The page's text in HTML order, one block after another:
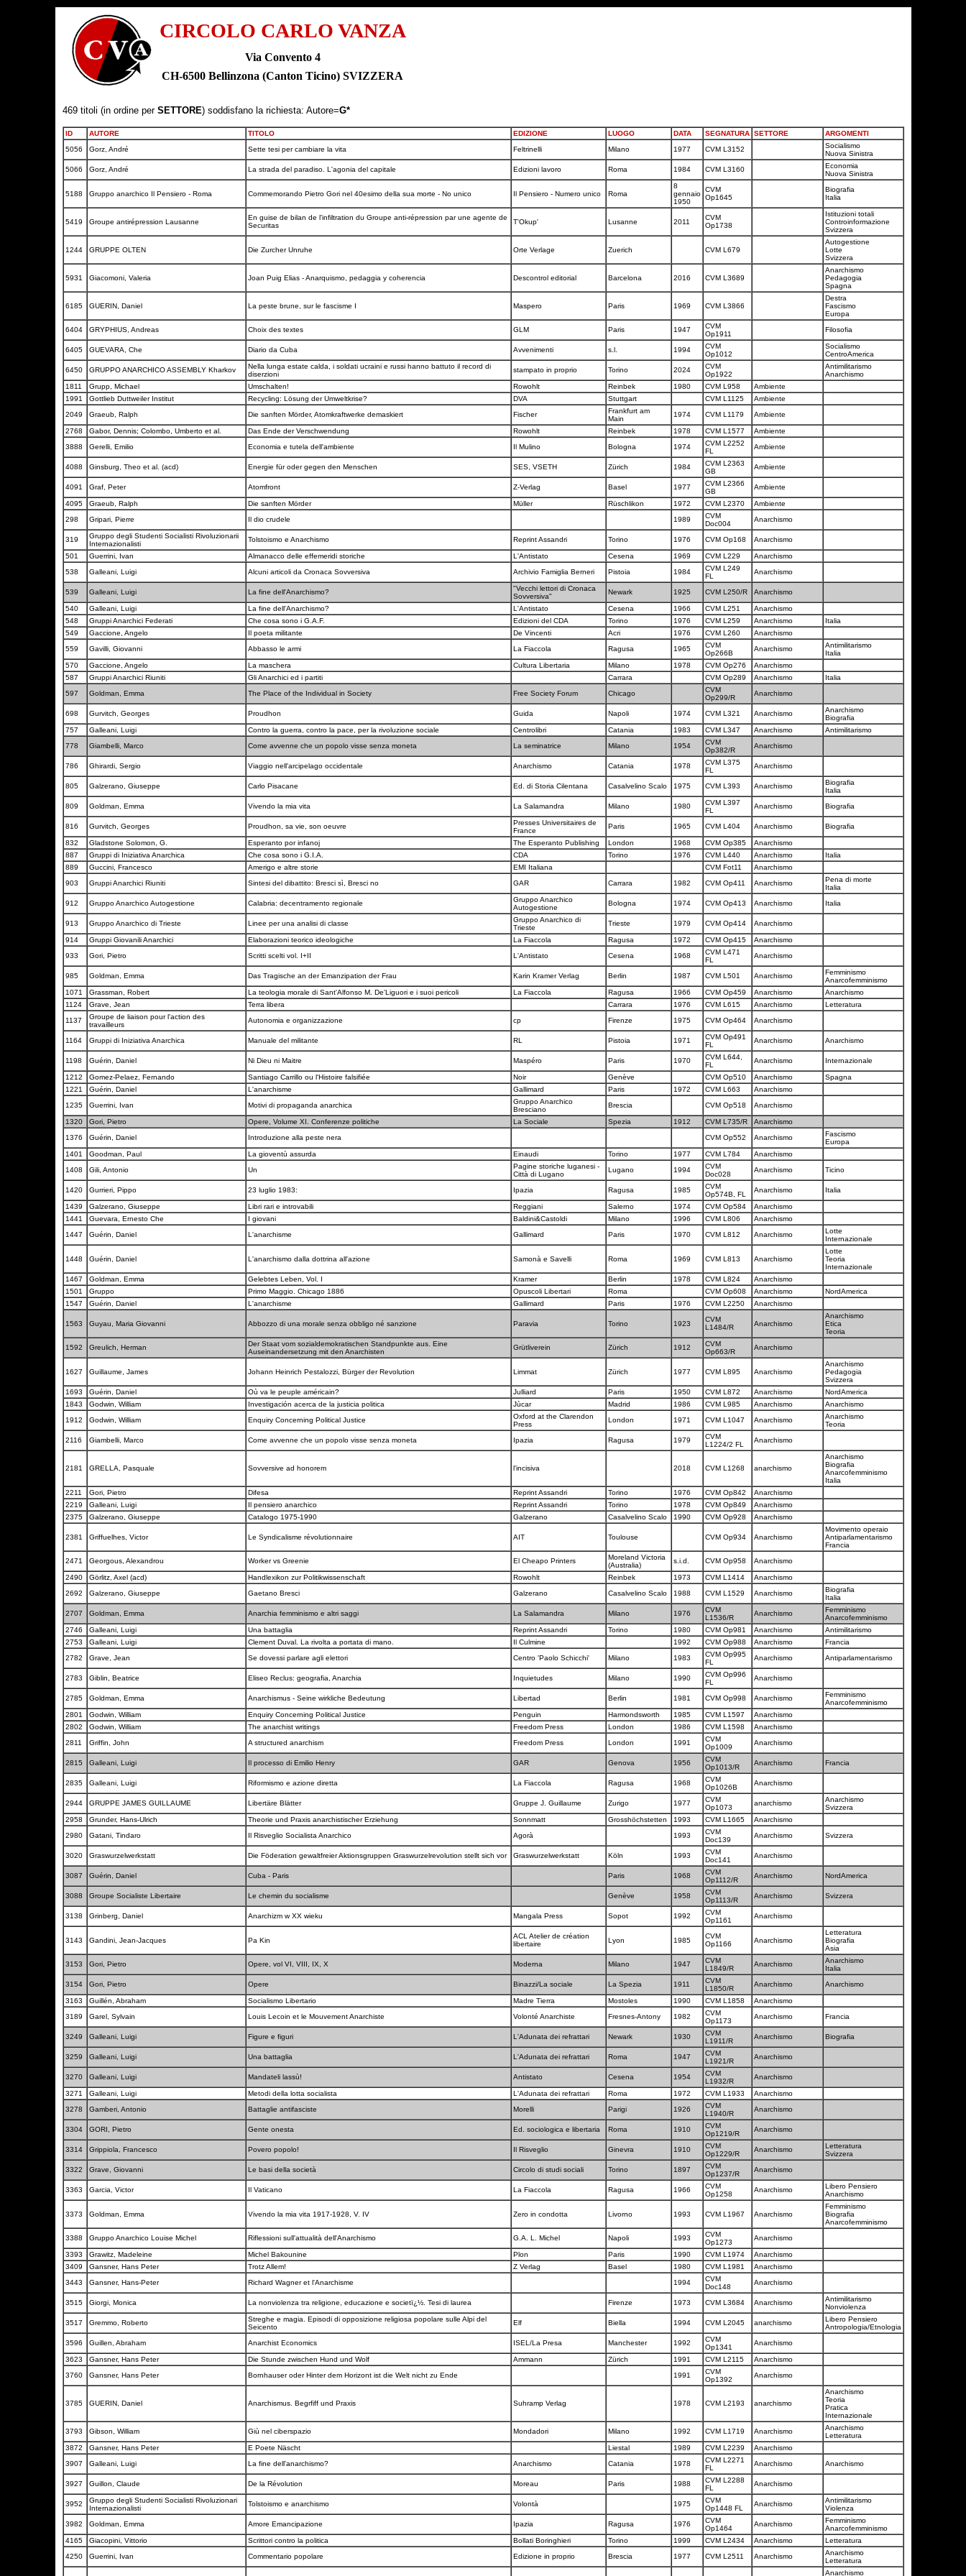
CIRCOLO CARLO VANZA
Via Convento 4
CH-6500 Bellinzona (Canton Ticino) SVIZZERA
469 titoli (in ordine per SETTORE) soddisfano la richiesta: Autore=G*
ID AUTORE TITOLO EDIZIONE LUOGO DATA SEGNATURA SETTORE
ARGOMENTI
5056
Gorz, André Sette tesi per cambiare la vita Feltrinelli Milano 1977 CVM L3152
Socialismo
Nuova Sinistra
5066
Gorz, André La strada del paradiso. L'agonia del capitale Edizioni lavoro Roma 1984 CVM L3160
Economia
Nuova Sinistra
5188 Gruppo anarchico Il Pensiero - Roma Commemorando Pietro Gori nel 40esimo della sua morte - No unico Il Pensiero - Numero unico Roma
8
gennaio
1950
CVM
Op1645
Biografia
Italia
5419 Groupe antirépression Lausanne
En guise de bilan de l'infiltration du Groupe anti-répression par une agente de
Securitas
T'Okup' Lusanne 2011
CVM
Op1738
Istituzioni totali
Controinformazione
Svizzera
1244 GRUPPE OLTEN Die Zurcher Unruhe Orte Verlage Zuerich CVM L679
Autogestione
Lotte
Svizzera
5931 Giacomoni, Valeria Joan Puig Elias - Anarquismo, pedaggia y coherencia Descontrol editorial Barcelona 2016 CVM L3689
Anarchismo
Pedagogia
Spagna
6185 GUERIN, Daniel La peste brune, sur le fascisme I Maspero Paris 1969 CVM L3866
Destra
Fascismo
Europa
6404
GRYPHIUS, Andreas Choix des textes GLM Paris 1947
CVM
Op1911
Filosofia
6405 GUEVARA, Che Diario da Cuba Avvenimenti s.l. 1994
CVM
Op1012
Socialismo
CentroAmerica
6450
GRUPPO ANARCHICO ASSEMBLY Kharkov
Nella lunga estate calda, i soldati ucraini e russi hanno battuto il record di
diserzioni
stampato in proprio Torino 2024
CVM
Op1922
Antimilitarismo
Anarchismo
1811
Grupp, Michael Umschalten! Rowohlt Reinbek 1980 CVM L958
Ambiente
1991
Gottlieb Duttweiler Institut Recycling: Lösung der Umweltkrise? DVA Stuttgart CVM L1125
Ambiente
2049
Graeub, Ralph Die sanften Mörder, Atomkraftwerke demaskiert Fischer
Frankfurt am
Main
1974 CVM L1179 Ambiente
2768 Gabor, Dennis; Colombo, Umberto et al. Das Ende der Verschwendung Rowohlt Reinbek 1978 CVM L1577
Ambiente
3888
Gerelli, Emilio Economia e tutela dell'ambiente Il Mulino Bologna 1974
CVM L2252
FL
Ambiente
4088 Ginsburg, Theo et al. (acd) Energie für oder gegen den Menschen SES, VSETH Zürich 1984
CVM L2363
GB
Ambiente
4091 Graf, Peter Atomfront Z-Verlag Basel 1977
CVM L2366
GB
Ambiente
4095 Graeub, Ralph Die sanften Mörder Müller Rüschlikon 1972 CVM L2370
Ambiente
298
Gripari, Pierre Il dio crudele 1989
CVM
Doc004
Anarchismo
319
Gruppo degli Studenti Socialisti Rivoluzionarii
Internazionalisti
Tolstoismo e Anarchismo Reprint Assandri Torino 1976 CVM Op168 Anarchismo
501 Guerrini, Ivan Almanacco delle effemeridi storiche L'Antistato Cesena 1969 CVM L229
Anarchismo
538
Galleani, Luigi Alcuni articoli da Cronaca Sovversiva Archivio Famiglia Berneri Pistoia 1984
CVM L249
FL
Anarchismo
539 Galleani, Luigi La fine dell'Anarchismo?
"Vecchi lettori di Cronaca
Sovversiva"
Newark 1925 CVM L250/R Anarchismo
540 Galleani, Luigi La fine dell'Anarchismo? L'Antistato Cesena 1966 CVM L251
Anarchismo
548
Gruppi Anarchici Federati Che cosa sono i G.A.F. Edizioni del CDA Torino 1976 CVM L259 Anarchismo
Italia
549
Gaccione, Angelo Il poeta militante De Vincenti Acri 1976 CVM L260
Anarchismo
559
Gavilli, Giovanni Abbasso le armi La Fiaccola Ragusa 1965
CVM
Op266B
Anarchismo
Antimilitarismo
Italia
570
Gaccione, Angelo La maschera Cultura Libertaria Milano 1978 CVM Op276
Anarchismo
587
Gruppi Anarchici Riuniti Gli Anarchici ed i partiti Carrara CVM Op289 Anarchismo
Italia
597
Goldman, Emma The Place of the Individual in Society Free Society Forum Chicago
CVM
Op299/R
Anarchismo
698 Gurvitch, Georges Proudhon Guida Napoli 1974 CVM L321 Anarchismo
Anarchismo
Biografia
757
Galleani, Luigi Contro la guerra, contro la pace, per la rivoluzione sociale Centrolibri Catania 1983 CVM L347 Anarchismo
Antimilitarismo
778
Giambelli, Marco Come avvenne che un popolo visse senza moneta La seminatrice Milano 1954
CVM
Op382/R
Anarchismo
786 Ghirardi, Sergio Viaggio nell'arcipelago occidentale Anarchismo Catania 1978
CVM L375
FL
Anarchismo
805 Galzerano, Giuseppe Carlo Pisacane Ed. di Storia Cilentana Casalvelino Scalo 1975 CVM L393 Anarchismo
Biografia
Italia
809
Goldman, Emma Vivendo la mia vita La Salamandra Milano 1980
CVM L397
FL
Anarchismo Biografia
816 Gurvitch, Georges Proudhon, sa vie, son oeuvre
Presses Universitaires de
France
Paris 1965 CVM L404 Anarchismo Biografia
832 Gladstone Solomon, G. Esperanto por infanoj The Esperanto Publishing London 1968 CVM Op385
Anarchismo
887
Gruppi di Iniziativa Anarchica Che cosa sono i G.I.A. CDA Torino 1976 CVM L440 Anarchismo
Italia
889
Guccini, Francesco Amerigo e altre storie EMI Italiana CVM Fot11
Anarchismo
903
Gruppi Anarchici Riuniti Sintesi del dibattito: Bresci sì, Bresci no GAR Carrara 1982 CVM Op411 Anarchismo
Pena di morte
Italia
912
Gruppo Anarchico Autogestione Calabria: decentramento regionale
Gruppo Anarchico
Autogestione
Bologna 1974 CVM Op413 Anarchismo Italia
913 Gruppo Anarchico di Trieste Linee per una analisi di classe
Gruppo Anarchico di
Trieste
Trieste 1979 CVM Op414 Anarchismo
914 Gruppi Giovanili Anarchici Elaborazioni teorico ideologiche La Fiaccola Ragusa 1972 CVM Op415
Anarchismo
933
Gori, Pietro Scritti scelti vol. I+II L'Antistato Cesena 1968
CVM L471
FL
Anarchismo
985 Goldman, Emma Das Tragische an der Emanzipation der Frau Karin Kramer Verlag Berlin 1987 CVM L501 Anarchismo
Femminismo
Anarcofemminismo
1071
Grassman, Robert La teologia morale di Sant'Alfonso M. De'Liguori e i suoi pericoli La Fiaccola Ragusa 1966 CVM Op459 Anarchismo
Anarchismo
1124
Grave, Jean Terra libera Carrara 1976 CVM L615 Anarchismo
Letteratura
1137
Groupe de liaison pour l'action des
travailleurs
Autonomia e organizzazione cp Firenze 1975 CVM Op464 Anarchismo
1164 Gruppi di Iniziativa Anarchica Manuale del militante RL Pistoia 1971
CVM Op491
FL
Anarchismo Anarchismo
1198 Guérin, Daniel Ni Dieu ni Maitre Maspéro Paris 1970
CVM L644,
FL
Anarchismo Internazionale
1212 Gomez-Pelaez, Fernando Santiago Carrillo ou l'Histoire falsifiée Noir Genève CVM Op510 Anarchismo
Spagna
1221
Guérin, Daniel L'anarchisme Gallimard Paris 1972 CVM L663
Anarchismo
1235
Guerrini, Ivan Motivi di propaganda anarchica
Gruppo Anarchico
Bresciano
Brescia CVM Op518 Anarchismo
1320 Gori, Pietro Opere, Volume XI. Conferenze politiche La Sociale Spezia 1912 CVM L735/R
Anarchismo
1376
Guérin, Daniel Introduzione alla peste nera CVM Op552 Anarchismo
Fascismo
Europa
1401
Goodman, Paul La gioventù assurda Einaudi Torino 1977 CVM L784
Anarchismo
1408
Gili, Antonio Un
Pagine storiche luganesi -
Città di Lugano
Lugano 1994
CVM
Doc028
Anarchismo Ticino
1420 Gurrieri, Pippo 23 luglio 1983: Ipazia Ragusa 1985
CVM
Op574B, FL
Anarchismo Italia
1439 Galzerano, Giuseppe Libri rari e introvabili Reggiani Salerno 1974 CVM Op584
Anarchismo
1441
Guevara, Ernesto Che I giovani Baldini&Castoldi Milano 1996 CVM L806
Anarchismo
1447
Guérin, Daniel L'anarchisme Gallimard Paris 1970 CVM L812 Anarchismo
Lotte
Internazionale
1448 Guérin, Daniel L'anarchismo dalla dottrina all'azione Samonà e Savelli Roma 1969 CVM L813 Anarchismo
Lotte
Teoria
Internazionale
1467
Goldman, Emma Gelebtes Leben, Vol. I Kramer Berlin 1978 CVM L824
Anarchismo
1501
Gruppo Primo Maggio. Chicago 1886 Opuscoli Libertari Roma CVM Op608 Anarchismo
NordAmerica
1547
Guérin, Daniel L'anarchisme Gallimard Paris 1976 CVM L2250 Anarchismo
1563 Guyau, Maria Giovanni Abbozzo di una morale senza obbligo né sanzione Paravia Torino 1923
CVM
L1484/R
Anarchismo
Anarchismo
Etica
Teoria
1592
Greulich, Herman
Der Staat vom sozialdemokratischen Standpunkte aus. Eine
Auseinandersetzung mit den Anarchisten
Grütliverein Zürich 1912
CVM
Op663/R
Anarchismo
1627 Guillaume, James Johann Heinrich Pestalozzi, Bürger der Revolution Limmat Zürich 1977 CVM L895 Anarchismo
Anarchismo
Pedagogia
Svizzera
1693
Guérin, Daniel Où va le peuple américain? Julliard Paris 1950 CVM L872 Anarchismo
NordAmerica
1843
Godwin, William Investigación acerca de la justicia politica Jùcar Madrid 1986 CVM L985 Anarchismo
Anarchismo
1912
Godwin, William Enquiry Concerning Political Justice
Oxford at the Clarendon
Press
London 1971 CVM L1047 Anarchismo
Anarchismo
Teoria
2116
Giambelli, Marco Come avvenne che un popolo visse senza moneta Ipazia Ragusa 1979
CVM
L1224/2 FL
Anarchismo
2181 GRELLA, Pasquale Sovversive ad honorem l'incisiva 2018 CVM L1268 anarchismo
Anarchismo
Biografia
Anarcofemminismo
Italia
2211
Gori, Pietro Difesa Reprint Assandri Torino 1976 CVM Op842
Anarchismo
2219
Galleani, Luigi Il pensiero anarchico Reprint Assandri Torino 1978 CVM Op849
Anarchismo
2375
Galzerano, Giuseppe Catalogo 1975-1990 Galzerano Casalvelino Scalo 1990 CVM Op928 Anarchismo
2381 Griffuelhes, Victor Le Syndicalisme révolutionnaire AIT Toulouse CVM Op934 Anarchismo
Movimento operaio
Antiparlamentarismo
Francia
2471
Georgous, Alexandrou Worker vs Greenie El Cheapo Printers
Moreland Victoria
(Australia)
s.i.d. CVM Op958 Anarchismo
2490 Görlitz, Axel (acd) Handlexikon zur Politikwissenschaft Rowohlt Reinbek 1973 CVM L1414
Anarchismo
2692
Galzerano, Giuseppe Gaetano Bresci Galzerano Casalvelino Scalo 1988 CVM L1529 Anarchismo
Biografia
Italia
2707
Goldman, Emma Anarchia femminismo e altri saggi La Salamandra Milano 1976
CVM
L1536/R
Anarchismo
Femminismo
Anarcofemminismo
2746
Galleani, Luigi Una battaglia Reprint Assandri Torino 1980 CVM Op981 Anarchismo
Antimilitarismo
2753
Galleani, Luigi Clement Duval. La rivolta a portata di mano. Il Culmine 1992 CVM Op988 Anarchismo
Francia
2782
Grave, Jean Se dovessi parlare agli elettori Centro 'Paolo Schicchi' Milano 1983
CVM Op995
FL
Anarchismo Antiparlamentarismo
2783 Giblin, Beatrice Eliseo Reclus: geografia, Anarchia Inquietudes Milano 1990
CVM Op996
FL
Anarchismo
2785 Goldman, Emma Anarchismus - Seine wirkliche Bedeutung Libertad Berlin 1981 CVM Op998 Anarchismo
Femminismo
Anarcofemminismo
2801
Godwin, William Enquiry Concerning Political Justice Penguin Harmondsworth 1985 CVM L1597
Anarchismo
2802
Godwin, William The anarchist writings Freedom Press London 1986 CVM L1598
Anarchismo
2811
Griffin, John A structured anarchism Freedom Press London 1991
CVM
Op1009
Anarchismo
2815 Galleani, Luigi Il processo di Emilio Henry GAR Genova 1956
CVM
Op1013/R
Anarchismo Francia
2835 Galleani, Luigi Riformismo e azione diretta La Fiaccola Ragusa 1968
CVM
Op1026B
Anarchismo
2944 GRUPPE JAMES GUILLAUME Libertäre Blätter Gruppe J. Guillaume Zurigo 1977
CVM
Op1073
anarchismo
Anarchismo
Svizzera
2958
Grunder, Hans-Ulrich Theorie und Praxis anarchistischer Erziehung Sonnmatt Grosshöchstetten 1993 CVM L1665
Anarchismo
2980
Gatani, Tindaro Il Risveglio Socialista Anarchico Agorà 1993
CVM
Doc139
Anarchismo Svizzera
3020 Graswurzelwerkstatt Die Föderation gewaltfreier Aktionsgruppen Graswurzelrevolution stellt sich vor Graswurzelwerkstatt Köln 1993
CVM
Doc141
Anarchismo
3087 Guérin, Daniel Cuba - Paris Paris 1968
CVM
Op1112/R
Anarchismo NordAmerica
3088 Groupe Socialiste Libertaire Le chemin du socialisme Genève 1958
CVM
Op1113/R
Anarchismo Svizzera
3138 Grinberg, Daniel Anarchizm w XX wieku Mangala Press Sopot 1992
CVM
Op1161
Anarchismo
3143 Gandini, Jean-Jacques Pa Kin
ACL Atelier de création
libertaire
Lyon 1985
CVM
Op1166
Anarchismo
Letteratura
Biografia
Asia
3153
Gori, Pietro Opere, vol VI, VIII, IX, X Moderna Milano 1947
CVM
L1849/R
Anarchismo
Anarchismo
Italia
3154
Gori, Pietro Opere Binazzi/La sociale La Spezia 1911
CVM
L1850/R
Anarchismo Anarchismo
3163 Guillén, Abraham Socialismo Libertario Madre Tierra Mostoles 1990 CVM L1858
Anarchismo
3189
Garel, Sylvain Louis Lecoin et le Mouvement Anarchiste Volonté Anarchiste Fresnes-Antony 1982
CVM
Op1173
Anarchismo Francia
3249 Galleani, Luigi Figure e figuri L'Adunata dei refrattari Newark 1930
CVM
L1911/R
Anarchismo Biografia
3259 Galleani, Luigi Una battaglia L'Adunata dei refrattari Roma 1947
CVM
L1921/R
Anarchismo
3270 Galleani, Luigi Mandateli lassù! Antistato Cesena 1954
CVM
L1932/R
Anarchismo
3271 Galleani, Luigi Metodi della lotta socialista L'Adunata dei refrattari Roma 1972 CVM L1933
Anarchismo
3278
Gamberi, Antonio Battaglie antifasciste Morelli Parigi 1926
CVM
L1940/R
Anarchismo
3304 GORI, Pietro Gente onesta Ed. sociologica e libertaria Roma 1910
CVM
Op1219/R
Anarchismo
3314 Grippiola, Francesco Povero popolo! Il Risveglio Ginevra 1910
CVM
Op1229/R
Anarchismo
Letteratura
Svizzera
3322
Grave, Giovanni Le basi della società Circolo di studi sociali Torino 1897
CVM
Op1237/R
Anarchismo
3363 Garcia, Victor Il Vaticano La Fiaccola Ragusa 1966
CVM
Op1258
Anarchismo
Libero Pensiero
Anarchismo
3373 Goldman, Emma Vivendo la mia vita 1917-1928, V. IV Zero in condotta Livorno 1993 CVM L1967 Anarchismo
Femminismo
Biografia
Anarcofemminismo
3388
Gruppo Anarchico Louise Michel Riflessioni sull'attualità dell'Anarchismo G.A. L. Michel Napoli 1993
CVM
Op1273
Anarchismo
3393 Grawitz, Madeleine Michel Bakounine Plon Paris 1990 CVM L1974
Anarchismo
3409
Gansner, Hans Peter Trotz Allem! Z Verlag Basel 1980 CVM L1981
Anarchismo
3443
Gansner, Hans-Peter Richard Wagner et l'Anarchisme 1994
CVM
Doc148
Anarchismo
3515 Giorgi, Monica La nonviolenza tra religione, educazione e societï¿½. Tesi di laurea Firenze 1973 CVM L3684 Anarchismo
Antimilitarismo
Nonviolenza
3517
Gremmo, Roberto
Streghe e magia. Episodi di opposizione religiosa popolare sulle Alpi del
Seicento
Elf Biella 1994 CVM L2045 anarchismo
Libero Pensiero
Antropologia/Etnologia
3596
Guillen, Abraham Anarchist Economics ISEL/La Presa Manchester 1992
CVM
Op1341
Anarchismo
3623 Gansner, Hans Peter Die Stunde zwischen Hund und Wolf Ammann Zürich 1991 CVM L2115
Anarchismo
3760
Gansner, Hans Peter Bornhauser oder Hinter dem Horizont ist die Welt nicht zu Ende 1991
CVM
Op1392
Anarchismo
3785 GUERIN, Daniel Anarchismus. Begrfiff und Praxis Suhramp Verlag 1978 CVM L2193 anarchismo
Anarchismo
Teoria
Pratica
Internazionale
3793
Gibson, William Giù nel ciberspazio Mondadori Milano 1992 CVM L1719 Anarchismo
Anarchismo
Letteratura
3872
Gansner, Hans Peter E Poete Näscht Liestal 1989 CVM L2239
Anarchismo
3907
Galleani, Luigi La fine dell'anarchismo? Anarchismo Catania 1978
CVM L2271
FL
Anarchismo Anarchismo
3927 Guillon, Claude De la Révolution Moreau Paris 1988
CVM L2288
FL
Anarchismo
3952
Gruppo degli Studenti Socialisti Rivoluzionari
Internazionalisti
Tolstoismo e anarchismo Volontà 1975
CVM
Op1448 FL
Anarchismo
Antimilitarismo
Violenza
3982
Goldman, Emma Amore Emancipazione Ipazia Ragusa 1976
CVM
Op1464
Anarchismo
Femminismo
Anarcofemminismo
4165
Giacopini, Vittorio Scrittori contro la politica Bollati Boringhieri Torino 1999 CVM L2434 Anarchismo
Letteratura
4250
Guerrini, Ivan Commentario popolare Edizione in proprio Brescia 1977 CVM L2511 Anarchismo
Anarchismo
Letteratura
Anarchismo